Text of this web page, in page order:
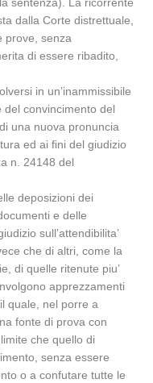
sentenza). La ricorrente
dalla Corte distrettuale,
prove, senza
di essere ribadito,
in un’inammissibile
del convincimento del
una nuova pronuncia
ed ai fini del giudizio
n. 24148 del
deposizioni dei
e delle
sull’attendibilita’
che di altri, come la
di quelle ritenute piu’
apprezzamenti
quale, nel porre a
fonte di prova con
che quello di
senza essere
o a confutare tutte le